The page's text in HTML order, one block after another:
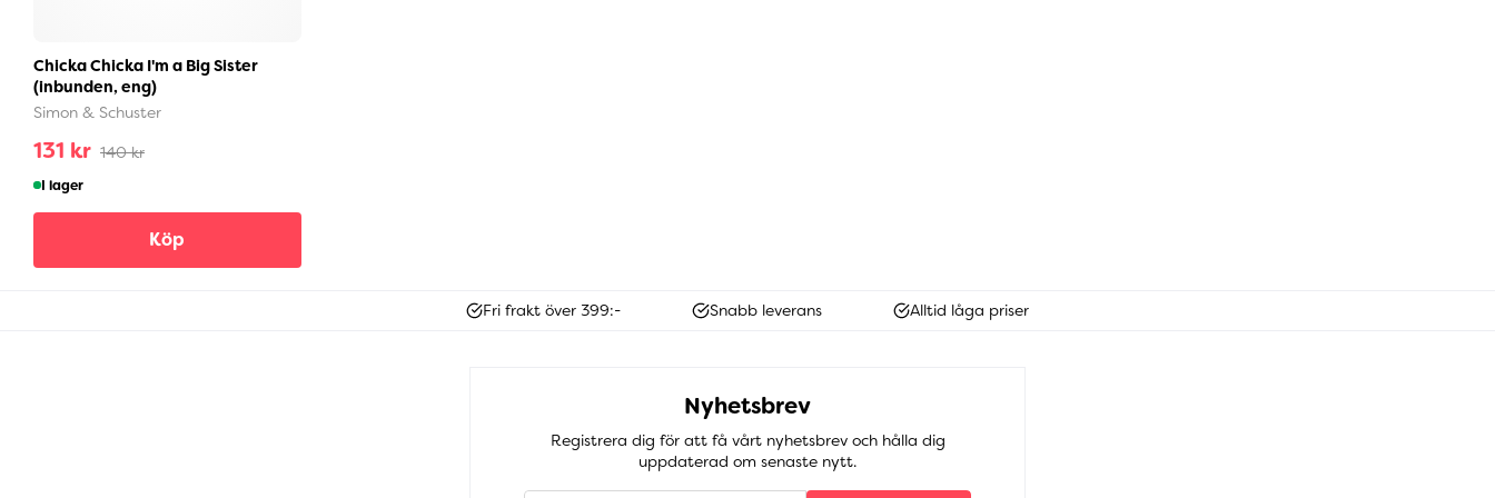
Chicka Chicka I'm a Big Sister
(inbunden, eng)
Simon & Schuster
131 kr 140 kr
I lager
Köp
Fri frakt över 399:- Snabb leverans Alltid låga priser
Nyhetsbrev
Registrera dig för att få vårt nyhetsbrev och hålla dig
uppdaterad om senaste nytt.